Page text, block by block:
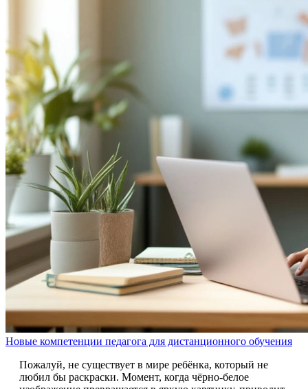
Новые компетенции педагога для дистанционного обучения
Пожалуй, не существует в мире ребёнка, который не
любил бы раскраски. Момент, когда чёрно-белое